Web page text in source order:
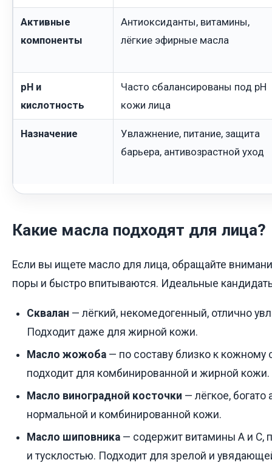
Активные
компоненты
Антиоксиданты, витамины,
лёгкие эфирные масла
pH и
кислотность
Часто сбалансированы под pH
кожи лица
Назначение
Увлажнение, питание, защита
барьера, антивозрастной уход
Какие масла подходят для лица?
Если вы ищете масло для лица, обращайте
поры и быстро впитываются. Идеальные
Сквалан — лёгкий, некомедогенный, отлично
Подходит даже для жирной кожи.
Масло жожоба — по составу близко к кожному
подходит для комбинированной и жирной кожи.
Масло виноградной косточки — лёгкое,
нормальной и комбинированной кожи.
Масло шиповника — содержит витамины А и С,
и тусклостью. Подходит для зрелой и